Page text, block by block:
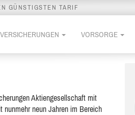
GÜNSTIGSTEN TARIF
VERSICHERUNGEN VORSORGE
Aktiengesellschaft mit
nunmehr neun Jahren im Bereich